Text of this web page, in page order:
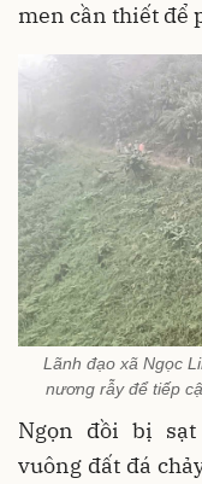
men cần thiết để
Lãnh đạo xã Ngọc
nương rẫy để tiếp
Ngọn đồi bị
vuông đất đá